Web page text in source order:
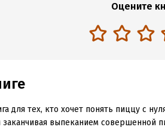
Оцените
для тех, кто хочет понять пиццу с
заканчивая выпеканием совершенной